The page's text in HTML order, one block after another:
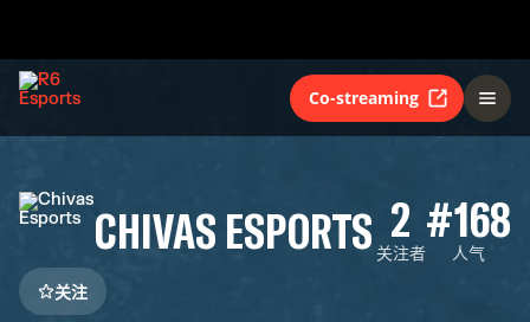
Co-streaming
CHIVAS ESPORTS 2
关注者
#168
人气
关注